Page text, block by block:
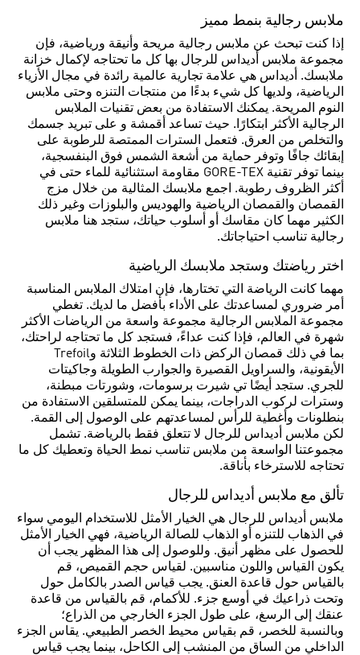
ملابس رجالية بنمط مميز
إذا كنت تبحث عن ملابس رجالية مريحة وأنيقة ورياضية، فإن
مجموعة ملابس أديداس للرجال بها كل ما تحتاجه لإكمال خزانة
ملابسك. أديداس هي علامة تجارية عالمية رائدة في مجال الأزياء
الرياضية، ولديها كل شيء بدءًا من منتجات التنزه وحتى ملابس
النوم المريحة. يمكنك الاستفادة من بعض تقنيات الملابس
الرجالية الأكثر ابتكارًا. حيث تساعد أقمشة و على تبريد جسمك
والتخلص من العرق. فتعمل السترات الممتصة للرطوبة على
إبقائك جافًا وتوفر حماية من أشعة الشمس فوق البنفسجية،
بينما توفر تقنية GORE-TEX مقاومة استثنائية للماء حتى في
أكثر الظروف رطوبة. اجمع ملابسك المثالية من خلال مزج
القمصان والقمصان الرياضية والهوديس والبلوزات وغير ذلك
الكثير مهما كان مقاسك أو أسلوب حياتك، ستجد هنا ملابس
رجالية تناسب احتياجاتك.
اختر رياضتك وستجد ملابسك الرياضية
مهما كانت الرياضة التي تختارها، فإن امتلاك الملابس المناسبة
أمر ضروري لمساعدتك على الأداء بأفضل ما لديك. تغطي
مجموعة الملابس الرجالية مجموعة واسعة من الرياضات الأكثر
شهرة في العالم، فإذا كنت عداءً، فستجد كل ما تحتاجه لراحتك،
بما في ذلك قمصان الركض ذات الخطوط الثلاثة وTrefoil
الأيقونية، والسراويل القصيرة والجوارب الطويلة وجاكيتات
للجري. ستجد أيضًا تي شيرت برسومات، وشورتات مبطنة،
وسترات لركوب الدراجات، بينما يمكن للمتسلقين الاستفادة من
بنطلونات وأغطية للرأس لمساعدتهم على الوصول إلى القمة.
لكن ملابس أديداس للرجال لا تتعلق فقط بالرياضة. تشمل
مجموعتنا الواسعة من ملابس تناسب نمط الحياة وتعطيك كل ما
تحتاجه للاسترخاء بأناقة.
تألق مع ملابس أديداس للرجال
ملابس أديداس للرجال هي الخيار الأمثل للاستخدام اليومي سواء
في الذهاب للتنزه أو الذهاب للصالة الرياضية، فهي الخيار الأمثل
للحصول على مظهر أنيق. وللوصول إلى هذا المظهر يجب أن
يكون القياس واللون مناسبين. لقياس حجم القميص، قم
بالقياس حول قاعدة العنق. يجب قياس الصدر بالكامل حول
وتحت ذراعيك في أوسع جزء. للأكمام، قم بالقياس من قاعدة
عنقك إلى الرسغ، على طول الجزء الخارجي من الذراع؛
وبالنسبة للخصر، قم بقياس محيط الخصر الطبيعي. يقاس الجزء
الداخلي من الساق من المنشب إلى الكاحل، بينما يجب قياس